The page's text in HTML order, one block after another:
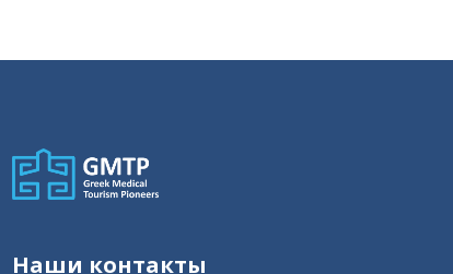
Наши контакты